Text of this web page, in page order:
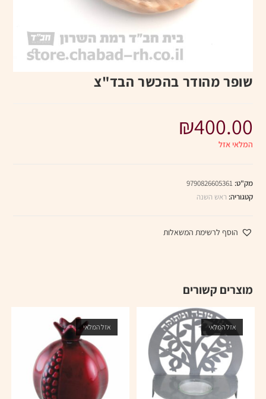
שופר מהודר בהכשר הבד"צ
₪400.00
המלאי אזל
מק"ט:9790826605361
קטגוריה: ראש השנה
הוסף לרשימת המשאלות
מוצרים קשורים
אזל המלאי אזל המלאי